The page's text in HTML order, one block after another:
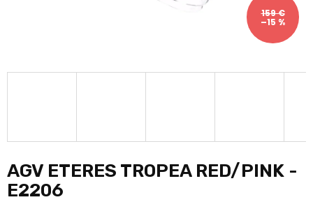
159 €
–15 %
AGV ETERES TROPEA RED/PINK -
E2206